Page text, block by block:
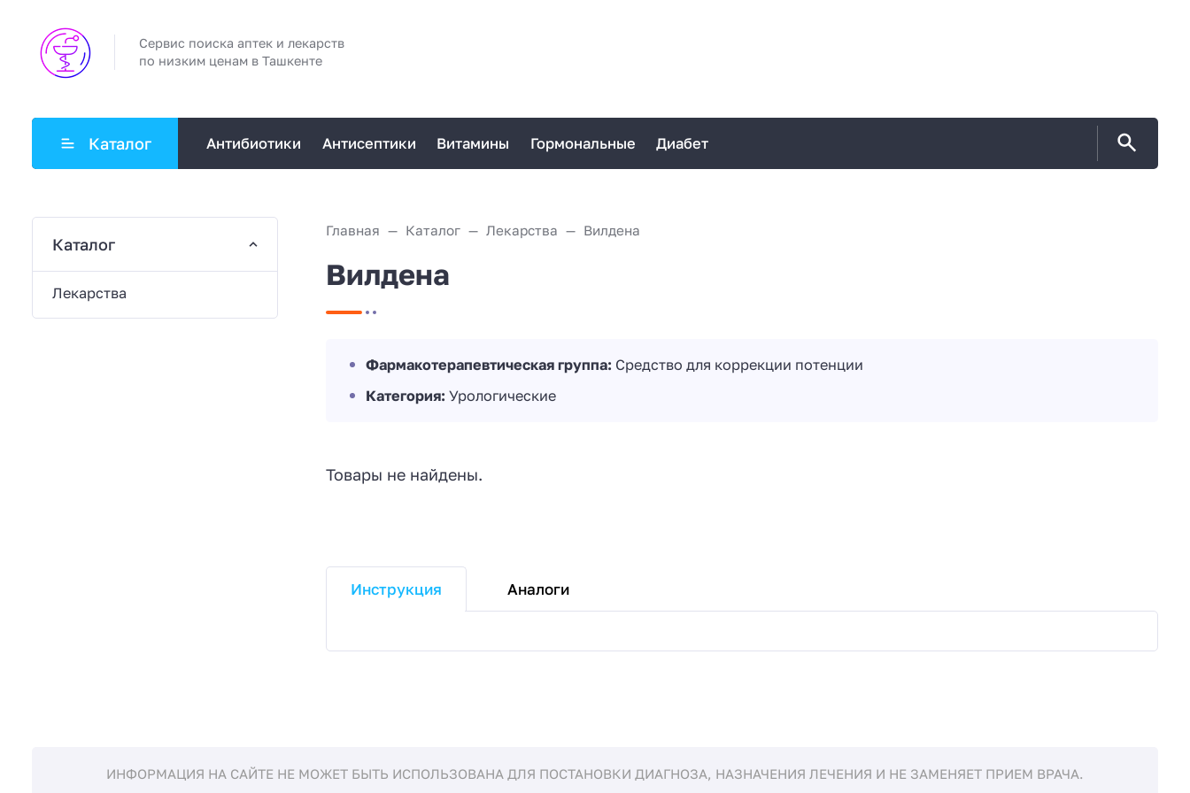
Сервис поиска аптек и лекарств
по низким ценам в Ташкенте
Каталог Антибиотики Антисептики Витамины Гормональные Диабет
Главная Каталог Лекарства Вилдена
Вилдена
Фармакотерапевтическая группа: Средство для коррекции потенции
Категория: Урологические
Товары не найдены.
Инструкция Аналоги
Каталог
Лекарства
ИНФОРМАЦИЯ НА САЙТЕ НЕ МОЖЕТ БЫТЬ ИСПОЛЬЗОВАНА ДЛЯ ПОСТАНОВКИ ДИАГНОЗА, НАЗНАЧЕНИЯ ЛЕЧЕНИЯ И НЕ ЗАМЕНЯЕТ ПРИЕМ ВРАЧА.